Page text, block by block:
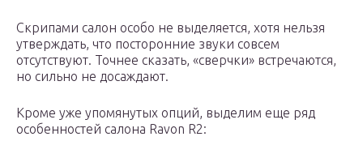
Скрипами салон особо не выделяется, хотя нельзя
утверждать, что посторонние звуки совсем
отсутствуют. Точнее сказать, «сверчки» встречаются,
но сильно не досаждают.
Кроме уже упомянутых опций, выделим еще ряд
особенностей салона Ravon R2: